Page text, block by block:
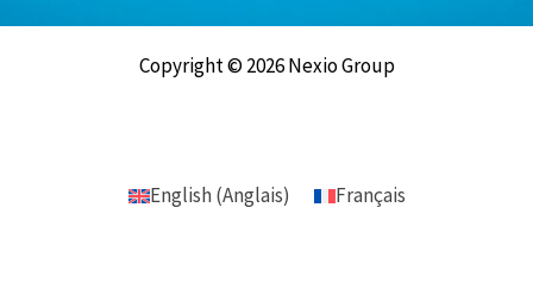
Copyright © 2026 Nexio Group
English(Anglais) Français